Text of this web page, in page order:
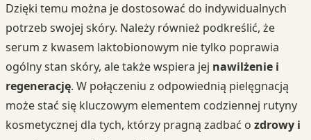
Dzięki temu można je dostosować do indywidualnych
potrzeb swojej skóry. Należy również podkreślić, że
serum z kwasem laktobionowym nie tylko poprawia
ogólny stan skóry, ale także wspiera jej nawilżenie i
regenerację. W połączeniu z odpowiednią pielęgnacją
może stać się kluczowym elementem codziennej rutyny
kosmetycznej dla tych, którzy pragną zadbać o zdrowy i